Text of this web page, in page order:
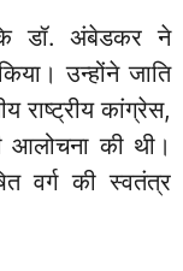
डॉ. अंबेडकर ने
उन्होंने जाति
राष्ट्रीय कांग्रेस,
आलोचना की थी।
वर्ग की स्वतंत्र